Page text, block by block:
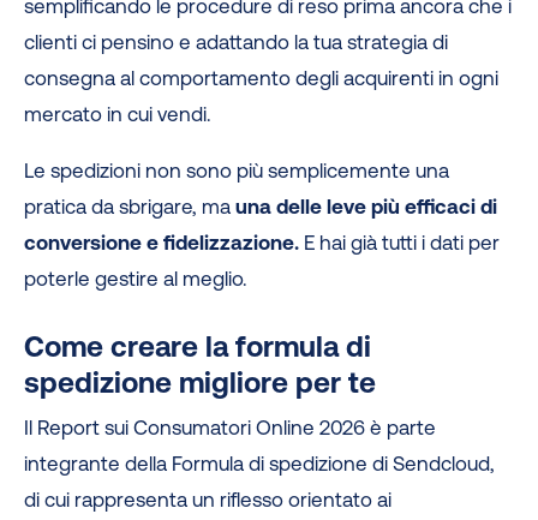
semplificando le procedure di reso prima ancora che i
clienti ci pensino e adattando la tua strategia di
consegna al comportamento degli acquirenti in ogni
mercato in cui vendi.
Le spedizioni non sono più semplicemente una
pratica da sbrigare, mauna delle leve più efficaci di
conversione e fidelizzazione. E hai già tutti i dati per
poterle gestire al meglio.
Come creare la formula di
spedizione migliore per te
Il Report sui Consumatori Online 2026 è parte
integrante della Formula di spedizione di Sendcloud,
di cui rappresenta un riflesso orientato ai